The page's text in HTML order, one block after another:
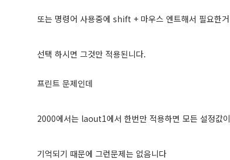
또는 명령어 사용중에 shift + 마우스 엔트해서 필요한거
선택 하시면 그것만 적용된니다.
프린트 문제인데
2000에서는 laout1에서 한번만 적용하면 모든 설정값이
기억되기 때문에 그런문제는 없음니다